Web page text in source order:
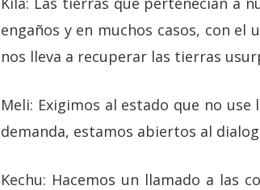
engaños y en muchos casos, con
nos lleva a recuperar las tierras
Meli: Exigimos al estado que no
demanda, estamos abiertos al
Kechu: Hacemos un llamado a las